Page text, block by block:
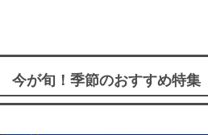
今が旬！季節のおすすめ特集